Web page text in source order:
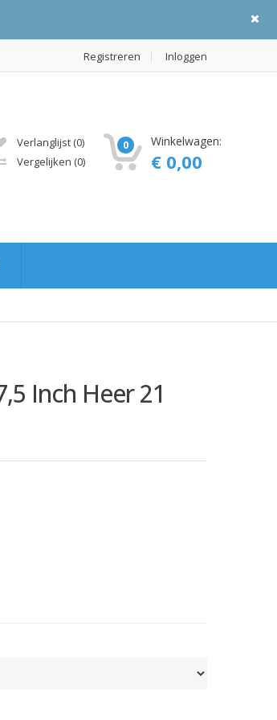
Registreren Inloggen
Verlanglijst (0)
Vergelijken (0)
0 Winkelwagen:
€ 0,00
Inch Heer 21